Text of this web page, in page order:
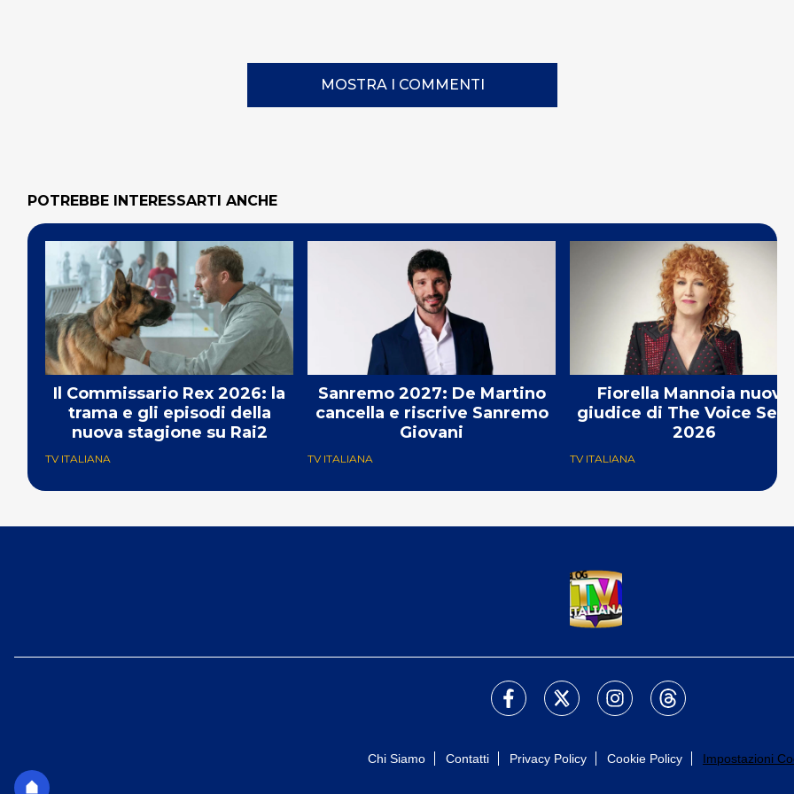
MOSTRA I COMMENTI
POTREBBE INTERESSARTI ANCHE
Il Commissario Rex 2026: la
trama e gli episodi della
nuova stagione su Rai2
TV ITALIANA
Sanremo 2027: De Martino
cancella e riscrive Sanremo
Giovani
TV ITALIANA
Fiorella Mannoia nuova
giudice di The Voice
2026
TV ITALIANA
Chi Siamo Contatti Privacy Policy Cookie Policy Impostazioni